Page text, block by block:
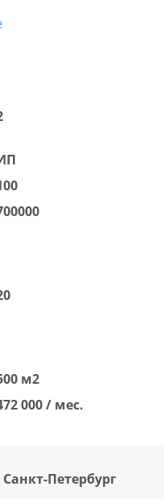
м2
000 / мес.
Санкт-Петербург